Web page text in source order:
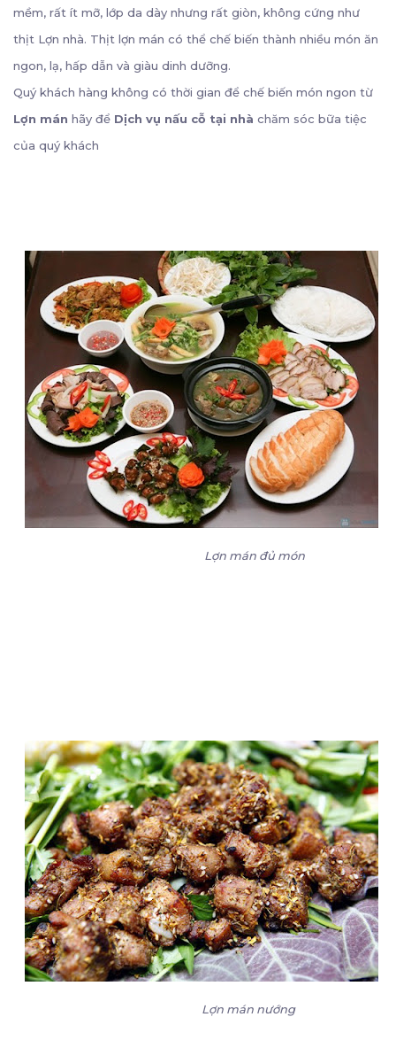
mềm, rất ít mỡ, lớp da dày nhưng rất giòn, không cứng như
thịt Lợn nhà. Thịt lợn mán có thể chế biến thành nhiều món ăn
ngon, lạ, hấp dẫn và giàu dinh dưỡng.
Quý khách hàng không có thời gian để chế biến món ngon từ
Lợn mán hãy để Dịch vụ nấu cỗ tại nhà chăm sóc bữa tiệc
của quý khách
Lợn mán đủ món
Lợn mán nướng